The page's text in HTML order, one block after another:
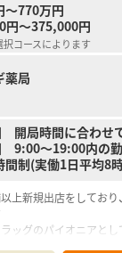
～770万円
円～375,000円
択コースによります
薬局
開局時間に合わせ
9:00～19:00内の
制(実働1日平均8
上新規出店をしており
グのパイオニアとして